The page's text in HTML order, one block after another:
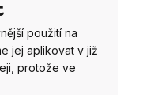
použití na
jej aplikovat v již
protože ve